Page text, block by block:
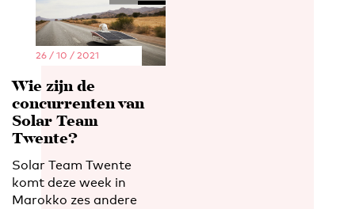
26 / 10 / 2021
Wie zijn de
concurrenten van
Solar Team
Twente?
Solar Team Twente
komt deze week in
Marokko zes andere